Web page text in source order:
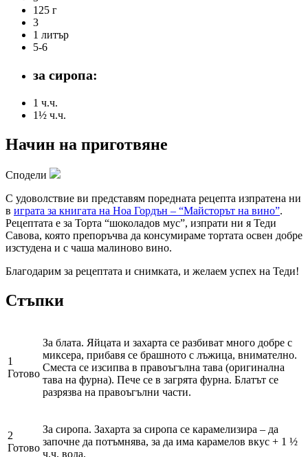
125 г
3
1 литър
5-6
за сиропа:
1 ч.ч.
1½ ч.ч.
Начин на приготвяне
Сподели
С удоволствие ви представям поредната рецепта изпратена ни
в играта за книгата на Ноа Гордън – “Майсторът на вино”.
Рецептата е за Торта “шоколадов мус”, изпрати ни я Теди
Савова, която препоръчва да консумираме тортата освен добре
изстудена и с чаша малиново вино.
Благодарим за рецептата и снимката, и желаем успех на Теди!
Стъпки
1
Готово
За блата. Яйцата и захарта се разбиват много добре с
миксера, прибавя се брашното с лъжица, внимателно.
Сместа се изсипва в правоъгълна тава (оригинална
тава на фурна). Пече се в загрята фурна. Блатът се
разрязва на правоъгълни части.
2
Готово
За сиропа. Захарта за сиропа се карамелизира – да
започне да потъмнява, за да има карамелов вкус + 1 ½
ч.ч. вода.